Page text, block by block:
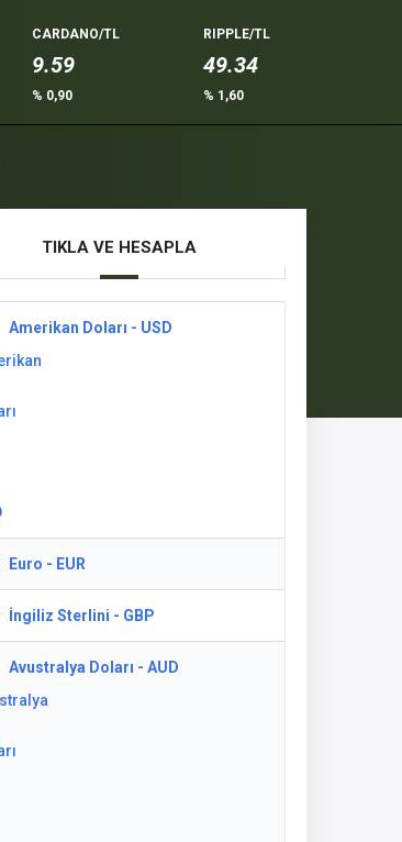
CARDANO/TL
9.59
% 0,90
RIPPLE/TL
49.34
% 1,60
TIKLA VE HESAPLA
Amerikan Doları - USD
Euro - EUR
İngiliz Sterlini - GBP
Avustralya Doları - AUD